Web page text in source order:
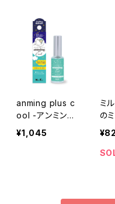
anming plus c
ool -アンミング
プラス クール-
リネンミス15ml
¥1,045
ミ
の
ラボ